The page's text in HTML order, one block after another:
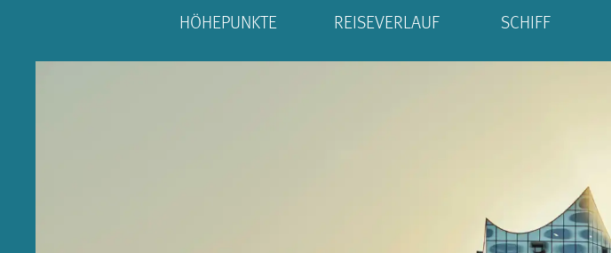
HÖHEPUNKTE
REISEVERLAUF SCHIFF